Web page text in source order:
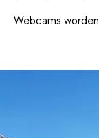
Webcams